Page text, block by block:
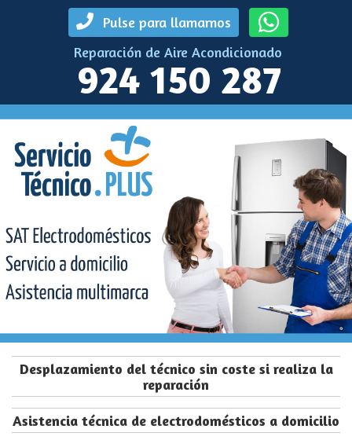
Pulse para llamarnos
Reparación de Aire Acondicionado
924 150 287
Desplazamiento del técnico sin coste si realiza la
reparación
Asistencia técnica de electrodomésticos a domicilio